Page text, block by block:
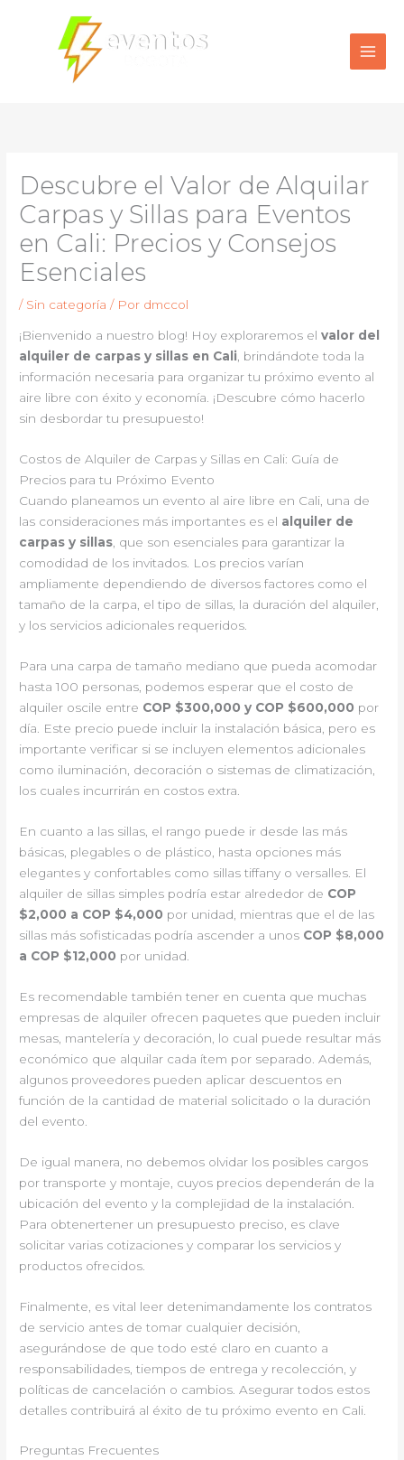
contenido
Descubre el Valor de Alquilar
Carpas y Sillas para Eventos
en Cali: Precios y Consejos
Esenciales
/ Sin categoría / Por dmccol
¡Bienvenido a nuestro blog! Hoy exploraremos elvalor del
alquiler de carpas y sillas en Cali, brindándote toda la
información necesaria para organizar tu próximo evento al
aire libre con éxito y economía. ¡Descubre cómo hacerlo
sin desbordar tu presupuesto!
Costos de Alquiler de Carpas y Sillas en Cali: Guía de
Precios para tu Próximo Evento
Cuando planeamos un evento al aire libre en Cali, una de
las consideraciones más importantes es el alquiler de
carpas y sillas , que son esenciales para garantizar la
comodidad de los invitados. Los precios varían
ampliamente dependiendo de diversos factores como el
tamaño de la carpa, el tipo de sillas, la duración del alquiler,
y los servicios adicionales requeridos.
Para una carpa de tamaño mediano que pueda acomodar
hasta 100 personas, podemos esperar que el costo de
alquiler oscile entre COP $300,000 y COP $600,000 por
día. Este precio puede incluir la instalación básica, pero es
importante verificar si se incluyen elementos adicionales
como iluminación, decoración o sistemas de climatización,
los cuales incurrirán en costos extra.
En cuanto a las sillas, el rango puede ir desde las más
básicas, plegables o de plástico, hasta opciones más
elegantes y confortables como sillas tiffany o versalles. El
alquiler de sillas simples podría estar alrededor de COP
$2,000 a COP $4,000 por unidad, mientras que el de las
sillas más sofisticadas podría ascender a unos COP $8,000
a COP $12,000 por unidad.
Es recomendable también tener en cuenta que muchas
empresas de alquiler ofrecen paquetes que pueden incluir
mesas, mantelería y decoración, lo cual puede resultar más
económico que alquilar cada ítem por separado. Además,
algunos proveedores pueden aplicar descuentos en
función de la cantidad de material solicitado o la duración
del evento.
De igual manera, no debemos olvidar los posibles cargos
por transporte y montaje, cuyos precios dependerán de la
ubicación del evento y la complejidad de la instalación.
Para obtenertener un presupuesto preciso, es clave
solicitar varias cotizaciones y comparar los servicios y
productos ofrecidos.
Finalmente, es vital leer detenimandamente los contratos
de servicio antes de tomar cualquier decisión,
asegurándose de que todo esté claro en cuanto a
responsabilidades, tiempos de entrega y recolección, y
políticas de cancelación o cambios. Asegurar todos estos
detalles contribuirá al éxito de tu próximo evento en Cali.
Preguntas Frecuentes